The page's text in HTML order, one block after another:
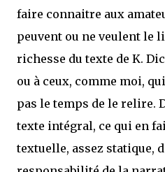
faire connaitre aux
peuvent ou ne veulent le
richesse du texte de K.
ou à ceux, comme moi,
pas le temps de le relire.
texte intégral, ce qui en
textuelle, assez statique,